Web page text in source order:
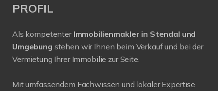
PROFIL
Als kompetenter Immobilienmakler in Stendal und
Umgebung stehen wir Ihnen beim Verkauf und bei der
Vermietung Ihrer Immobilie zur Seite.
Mit umfassendem Fachwissen und lokaler Expertise